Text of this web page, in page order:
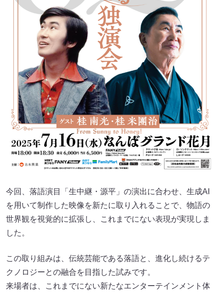
今回、落語演目「生中継・源平」の演出に合わせ、生成AI
を用いて制作した映像を新たに取り入れることで、物語の
世界観を視覚的に拡張し、これまでにない表現が実現しま
した。
この取り組みは、伝統芸能である落語と、進化し続けるテ
クノロジーとの融合を目指した試みです。
来場者は、これまでにない新たなエンターテインメント体